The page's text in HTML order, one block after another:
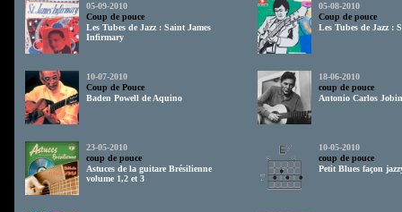
05-09-2010
Coup de pouce
Les Tubes de Jazz : Saint James
Infirmary
05-08-2010
Coup de pouce
Les Tubes de Jazz :
10-07-2010
Coup de Pouce
Baden Powell de Aquino
18-06-2010
coup de pouce
Antonio Carlos
23-05-2010
coup de pouce
Astuces de la guitare Brésilienne
volume 1,2 et 3
10-05-2010
coup de pouce
Petit Blues façon